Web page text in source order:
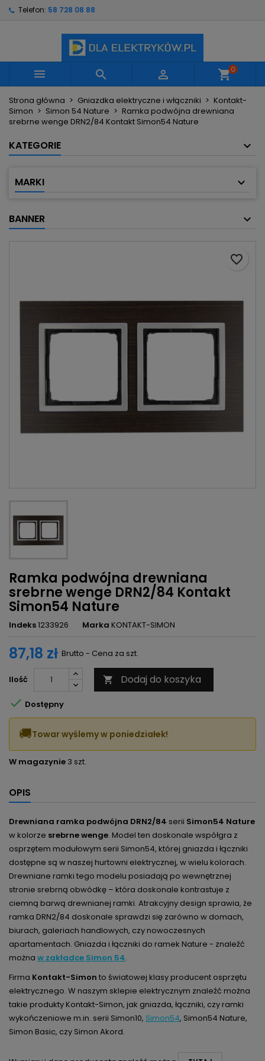
Telefon: 58 728 08 88
   shopping_cart0
Strona główna Gniazdka elektryczne i włączniki
Kontakt-
Simon
Simon 54 Nature
Ramka podwójna drewniana
srebrne wenge DRN2/84 Kontakt Simon54 Nature
KATEGORIE
MARKI
BANNER
Ramka podwójna drewniana
srebrne wenge DRN2/84 Kontakt
Simon54 Nature
Indeks1233926 Marka KONTAKT-SIMON
87,18 zł Brutto - Cena za szt.
Ilość  Dodaj do koszyka
favorite_border
 Dostępny
🚚Towar wyślemy w poniedziałek!
W magazynie 3 szt.
OPIS
Drewniana ramka podwójna DRN2/84 serii Simon54 Nature
w kolorze srebrne wenge. Model ten doskonale współgra z
osprzętem modułowym serii Simon54, której gniazda i łączniki
dostępne są w naszej hurtowni elektrycznej, w wielu kolorach.
Drewniane ramki tego modelu posiadają po wewnętrznej
stronie srebrną obwódkę – która doskonale kontrastuje z
ciemną barwą drewnianej ramki. Atrakcyjny design sprawia, że
ramka DRN2/84 doskonale sprawdzi się zarówno w domach,
biurach, galeriach handlowych, czy nowoczesnych
apartamentach. Gniazda i łączniki do ramek Nature - znaleźć
można w zakładce Simon 54.
Firma Kontakt-Simon to światowej klasy producent osprzętu
elektrycznego. W naszym sklepie elektrycznym znaleźć można
takie produkty Kontakt-Simon, jak gniazda, łączniki, czy ramki
wykończeniowe m.in. serii Simon10, Simon54, Simon54 Nature,
Simon Basic, czy Simon Akord.
Utwórz nową listę
Nazwa listy życzeń
Anuluj Utwórz listę życzeń
Musisz być zalogowany by zapisać produkty na
swojej liście życzeń.
Anuluj Zaloguj się